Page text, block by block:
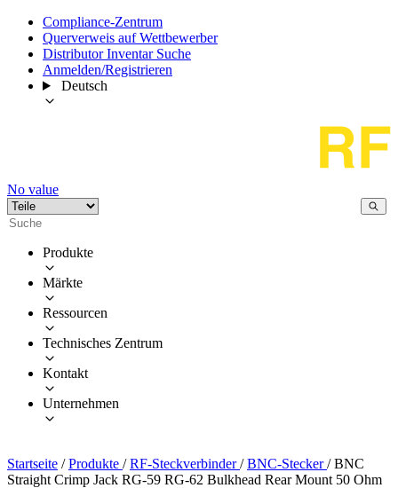
Compliance-Zentrum
Querverweis auf Wettbewerber
Distributor Inventar Suche
Anmelden/Registrieren
Deutsch
No value
Produkte
Märkte
Ressourcen
Technisches Zentrum
Kontakt
Unternehmen
Startseite / Produkte / RF-Steckverbinder/ BNC-Stecker/ BNC
Straight Crimp Jack RG-59 RG-62 Bulkhead Rear Mount 50 Ohm